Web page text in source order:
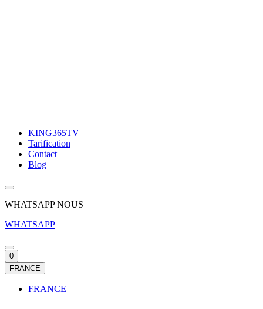
KING365TV
Tarification
Contact
Blog
WHATSAPP NOUS
WHATSAPP
0
FRANCE
FRANCE